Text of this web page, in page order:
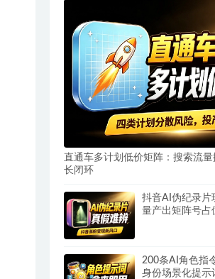
直通车多计划低价矩阵：搜索流
长闭环
抖音AI伪纪录片
量产出矩阵号占
200条AI角色指
身份场景化提示